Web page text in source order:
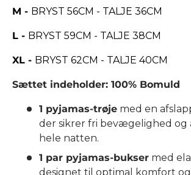
M - BRYST 56CM - TALJE 36CM
L - BRYST 59CM - TALJE 38CM
XL - BRYST 62CM - TALJE 40CM
Sættet indeholder: 100% Bomuld
1 pyjamas-trøje med en
der sikrer fri bevægelighed og
hele natten.
1 par pyjamas-bukser med
designet til optimal komfort